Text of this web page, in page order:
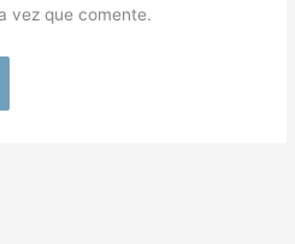
vez que comente.